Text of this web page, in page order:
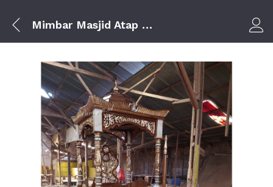
Mimbar Masjid Atap Kubah Pesanan Dari Kota Subang Jawa Barat